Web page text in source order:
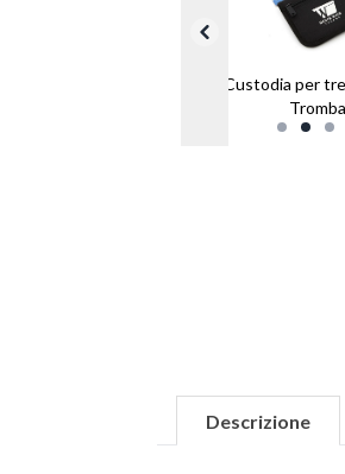
Custodia per
Tromba
Descrizione